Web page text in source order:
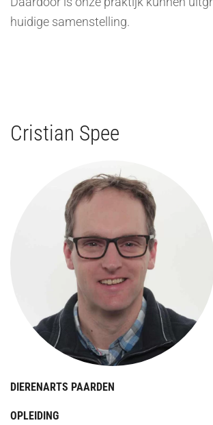
huidige samenstelling.
Cristian Spee
DIERENARTS PAARDEN
OPLEIDING